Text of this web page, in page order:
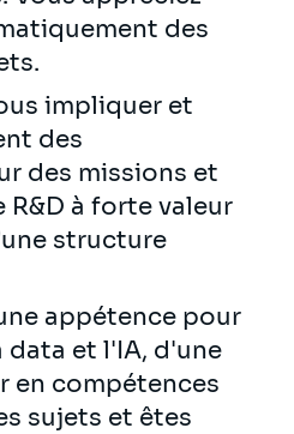
des
impliquer et
des
des missions et
à forte valeur
structure
appétence pour
data et l'IA, d'une
en compétences
sujets et êtes